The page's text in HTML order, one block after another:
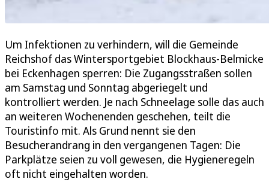
Um Infektionen zu verhindern, will die Gemeinde
Reichshof das Wintersportgebiet Blockhaus-Belmicke
bei Eckenhagen sperren: Die Zugangsstraßen sollen
am Samstag und Sonntag abgeriegelt und
kontrolliert werden. Je nach Schneelage solle das auch
an weiteren Wochenenden geschehen, teilt die
Touristinfo mit. Als Grund nennt sie den
Besucherandrang in den vergangenen Tagen: Die
Parkplätze seien zu voll gewesen, die Hygieneregeln
oft nicht eingehalten worden.